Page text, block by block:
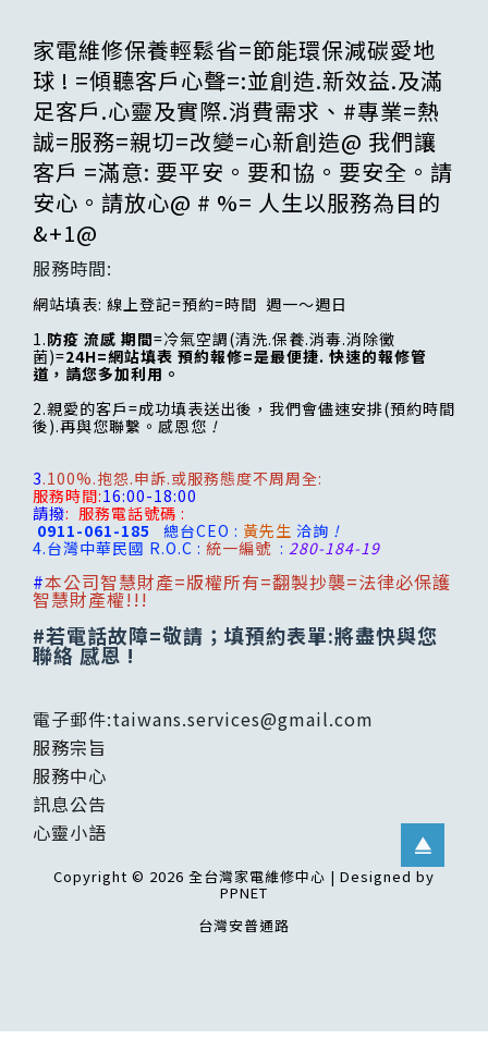
家電維修保養輕鬆省=節能環保減碳愛地
球 ! =傾聽客戶心聲=:並創造.新效益.及滿
足客戶.心靈及實際.消費需求、#專業=熱
誠=服務=親切=改變=心新創造@ 我們讓
客戶 =滿意: 要平安。要和協。要安全。請
安心。請放心@ # %= 人生以服務為目的
&+1@
服務時間:
網站填表: 線上登記=預約=時間 週一～週日
1.防疫 流感 期間=冷氣空調(清洗.保養.消毒.消除黴
菌)=24H=網站填表 預約報修=是最便捷. 快速的報修管
道，請您多加利用。
2.親愛的客戶=成功填表送出後，我們會儘速安排(預約時間
後).再與您聯繫。感恩您 !
3.100%.抱怨.申訴.或服務態度不周周全:
服務時間:16:00-18:00
請撥: 服務電話號碼 :
0911-061-185 總台CEO : 黃先生 洽詢 !
4.台灣中華民國 R.O.C : 統一編號 : 280-184-19
#本公司智慧財產=版權所有=翻製抄襲=法律必保護
智慧財產權!!!
#若電話故障=敬請；填預約表單:將盡快與您
聯絡 感恩 !
電子郵件:taiwans.services@gmail.com
服務宗旨
服務中心
訊息公告
心靈小語
Copyright © 2026 全台灣家電維修中心 | Designed by
PPNET
台灣安普通路